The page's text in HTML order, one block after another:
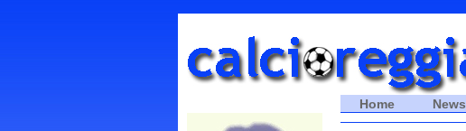
Home News